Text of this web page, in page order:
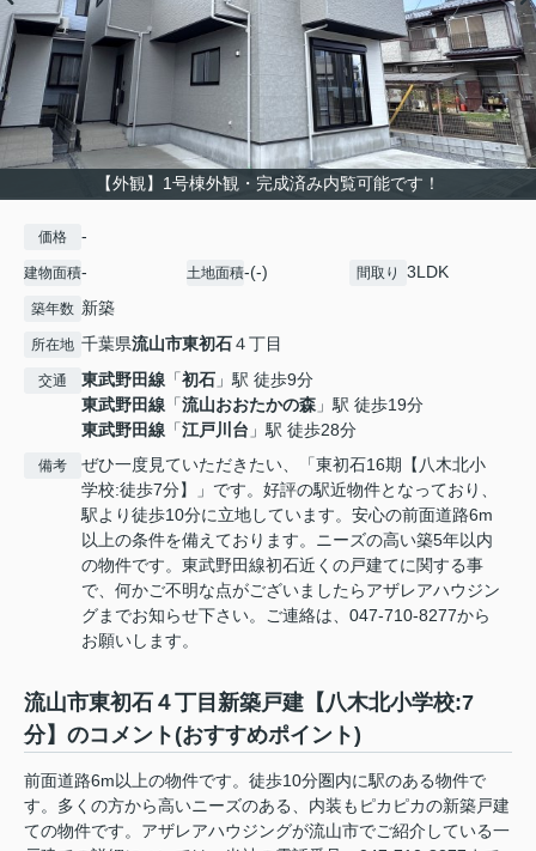
【外観】1号棟外観・完成済み内覧可能です！
価格 -
建物面積- 土地面積-(-) 間取り 3LDK
築年数 新築
所在地 千葉県流山市東初石４丁目
交通 東武野田線 「初石 」駅 徒歩9分
東武野田線 「流山おおたかの森 」駅 徒歩19分
東武野田線 「江戸川台 」駅 徒歩28分
備考
ぜひ一度見ていただきたい、「東初石16期【八木北小
学校:徒歩7分】」です。好評の駅近物件となっており、
駅より徒歩10分に立地しています。安心の前面道路6m
以上の条件を備えております。ニーズの高い築5年以内
の物件です。東武野田線初石近くの戸建てに関する事
で、何かご不明な点がございましたらアザレアハウジン
グまでお知らせ下さい。ご連絡は、047-710-8277から
お願いします。
流山市東初石４丁目新築戸建【八木北小学校:7
分】のコメント(おすすめポイント)
前面道路6m以上の物件です。徒歩10分圏内に駅のある物件で
す。多くの方から高いニーズのある、内装もピカピカの新築戸建
ての物件です。アザレアハウジングが流山市でご紹介している一